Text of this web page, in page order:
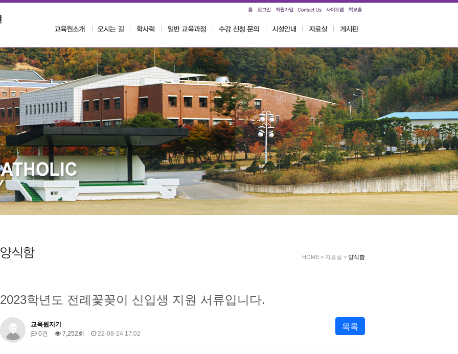
HOME > 자료실 > 양식함
2023학년도 전례꽃꽂이 신입생 지원 서류입니다.
교육원지기
0건
7,252회 22-08-24 17:02
목록